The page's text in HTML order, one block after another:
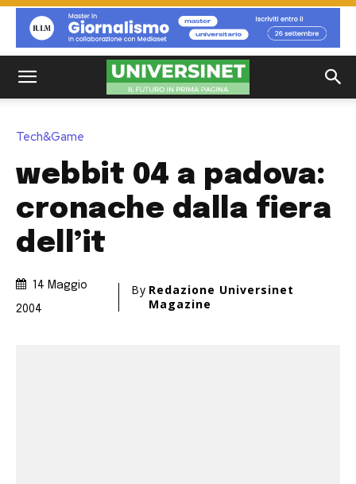
Tech&Game
webbit 04 a padova:
cronache dalla fiera
dell’it
14 Maggio
2004
By Redazione Universinet
Magazine